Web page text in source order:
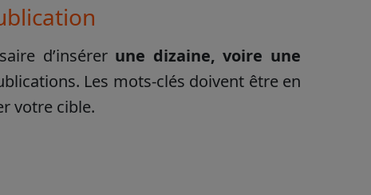
d’insérerune dizaine, voire une
Les mots-clés doivent être en
votre cible.